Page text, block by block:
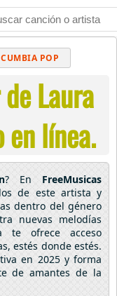
CUMBIA POP
CRISTIANA
ALTERNATIVO
Laura
en línea.
? En FreeMusicas
de este artista y
dentro del género
nuevas melodías
te ofrece acceso
estés donde estés.
en 2025 y forma
de amantes de la